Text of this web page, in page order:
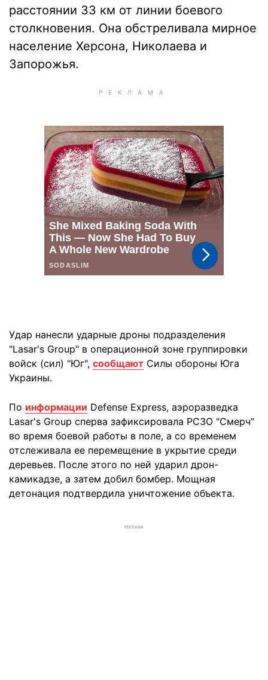
расстоянии 33 км от линии боевого
столкновения. Она обстреливала мирное
население Херсона, Николаева и
Запорожья.
Удар нанесли ударные дроны подразделения
"Lasar's Group" в операционной зоне группировки
войск (сил) "Юг", сообщают Силы обороны Юга
Украины.
По информации Defense Express, аэроразведка
Lasar's Group сперва зафиксировала РСЗО "Смерч"
во время боевой работы в поле, а со временем
отслеживала ее перемещение в укрытие среди
деревьев. После этого по ней ударил дрон-
камикадзе, а затем добил бомбер. Мощная
детонация подтвердила уничтожение объекта.
РЕКЛАМА